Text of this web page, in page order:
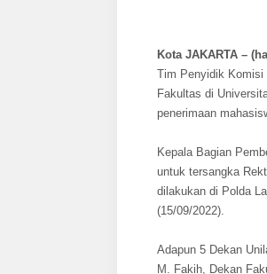
Kota JAKARTA –
Tim Penyidik Komisi
Fakultas di
penerimaan
Kepala Bagian
untuk tersangka
dilakukan di Polda
(15/09/2022).
Adapun 5 Dekan
M. Fakih, Dekan